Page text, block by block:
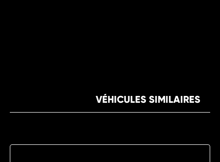
VÉHICULES SIMILAIRES